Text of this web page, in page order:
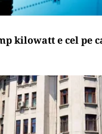
kilowatt e cel pe